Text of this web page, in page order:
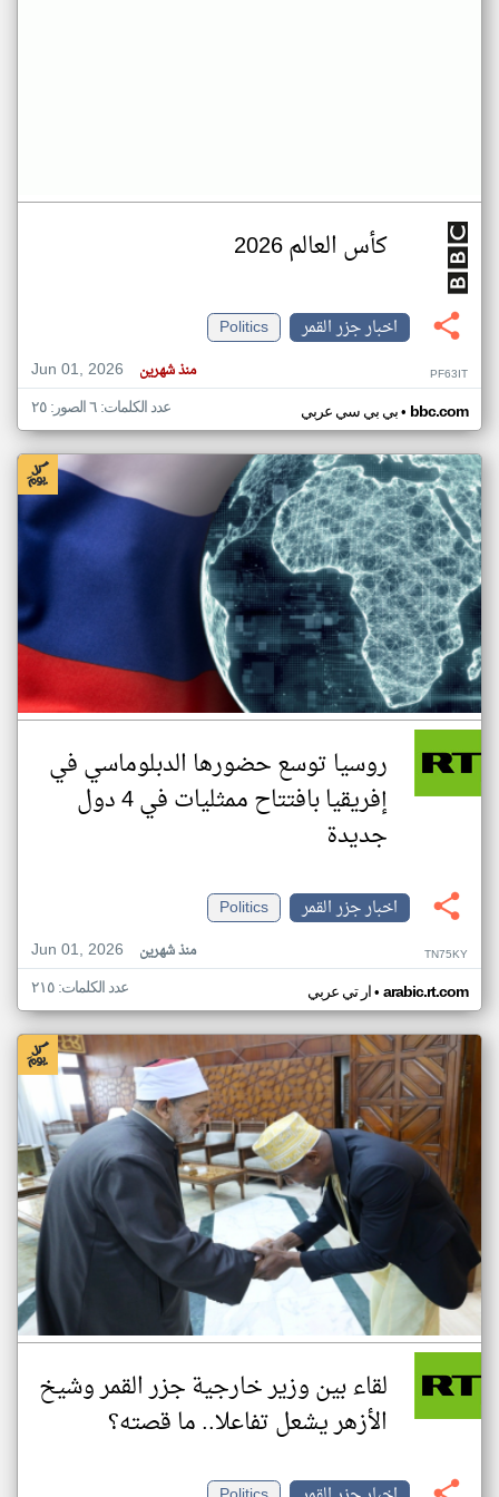
كأس العالم 2026
اخبار جزر القمر
Politics
Jun 01, 2026
منذ شهرين PF63IT
بي بي سي عربي• bbc.com عدد الكلمات: ٦ الصور: ٢٥
روسيا توسع حضورها الدبلوماسي في
إفريقيا بافتتاح ممثليات في 4 دول
جديدة
اخبار جزر القمر
Politics
Jun 01, 2026
منذ شهرين TN75KY
ار تي عربي• arabic.rt.com عدد الكلمات: ٢١٥
لقاء بين وزير خارجية جزر القمر وشيخ
الأزهر يشعل تفاعلا.. ما قصته؟